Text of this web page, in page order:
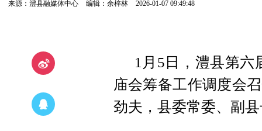
来源：澧县融媒体中心 编辑：余梓林 2026-01-07 09:49:48
1月5日，澧县第六
庙会筹备工作调度会
劲夫，县委常委、副